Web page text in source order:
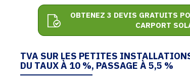
OBTENEZ 3 DEVIS GRATUITS
CARPORT
TVA SUR LES PETITES
DU TAUX À 10 %, PASSAGE À 5,5 %